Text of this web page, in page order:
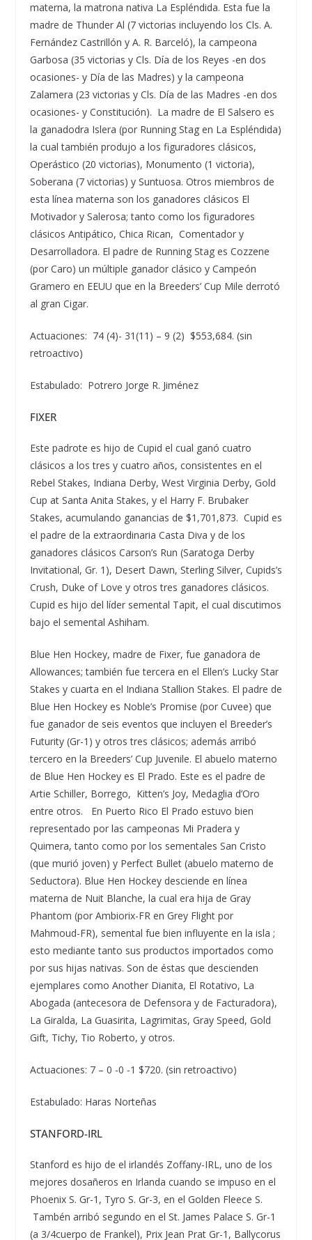
materna, la matrona nativa La Espléndida. Esta fue la
madre de Thunder Al (7 victorias incluyendo los Cls. A.
Fernández Castrillón y A. R. Barceló), la campeona
Garbosa (35 victorias y Cls. Día de los Reyes -en dos
ocasiones- y Día de las Madres) y la campeona
Zalamera (23 victorias y Cls. Día de las Madres -en dos
ocasiones- y Constitución). La madre de El Salsero es
la ganadodra Islera (por Running Stag en La Espléndida)
la cual también produjo a los figuradores clásicos,
Operástico (20 victorias), Monumento (1 victoria),
Soberana (7 victorias) y Suntuosa. Otros miembros de
esta línea materna son los ganadores clásicos El
Motivador y Salerosa; tanto como los figuradores
clásicos Antipático, Chica Rican, Comentador y
Desarrolladora. El padre de Running Stag es Cozzene
(por Caro) un múltiple ganador clásico y Campeón
Gramero en EEUU que en la Breeders’ Cup Mile derrotó
al gran Cigar.
Actuaciones: 74 (4)- 31(11) – 9 (2) $553,684. (sin
retroactivo)
Estabulado: Potrero Jorge R. Jiménez
FIXER
Este padrote es hijo de Cupid el cual ganó cuatro
clásicos a los tres y cuatro años, consistentes en el
Rebel Stakes, Indiana Derby, West Virginia Derby, Gold
Cup at Santa Anita Stakes, y el Harry F. Brubaker
Stakes, acumulando ganancias de $1,701,873. Cupid es
el padre de la extraordinaria Casta Diva y de los
ganadores clásicos Carson’s Run (Saratoga Derby
Invitational, Gr. 1), Desert Dawn, Sterling Silver, Cupids’s
Crush, Duke of Love y otros tres ganadores clásicos.
Cupid es hijo del líder semental Tapit, el cual discutimos
bajo el semental Ashiham.
Blue Hen Hockey, madre de Fixer, fue ganadora de
Allowances; también fue tercera en el Ellen’s Lucky Star
Stakes y cuarta en el Indiana Stallion Stakes. El padre de
Blue Hen Hockey es Noble’s Promise (por Cuvee) que
fue ganador de seis eventos que incluyen el Breeder’s
Futurity (Gr-1) y otros tres clásicos; además arribó
tercero en la Breeders’ Cup Juvenile. El abuelo materno
de Blue Hen Hockey es El Prado. Este es el padre de
Artie Schiller, Borrego, Kitten’s Joy, Medaglia d’Oro
entre otros. En Puerto Rico El Prado estuvo bien
representado por las campeonas Mi Pradera y
Quimera, tanto como por los sementales San Cristo
(que murió joven) y Perfect Bullet (abuelo materno de
Seductora). Blue Hen Hockey desciende en línea
materna de Nuit Blanche, la cual era hija de Gray
Phantom (por Ambiorix-FR en Grey Flight por
Mahmoud-FR), semental fue bien influyente en la isla ;
esto mediante tanto sus productos importados como
por sus hijas nativas. Son de éstas que descienden
ejemplares como Another Dianita, El Rotativo, La
Abogada (antecesora de Defensora y de Facturadora),
La Giralda, La Guasirita, Lagrimitas, Gray Speed, Gold
Gift, Tichy, Tio Roberto, y otros.
Actuaciones: 7 – 0 -0 -1 $720. (sin retroactivo)
Estabulado: Haras Norteñas
STANFORD-IRL
Stanford es hijo de el irlandés Zoffany-IRL, uno de los
mejores dosañeros en Irlanda cuando se impuso en el
Phoenix S. Gr-1, Tyro S. Gr-3, en el Golden Fleece S.
Tambén arribó segundo en el St. James Palace S. Gr-1
(a 3/4cuerpo de Frankel), Prix Jean Prat Gr-1, Ballycorus